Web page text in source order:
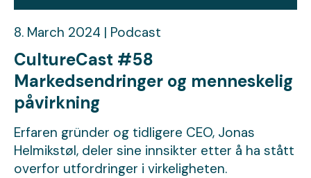
8. March 2024 | Podcast
CultureCast #58
Markedsendringer og menneskelig
påvirkning
Erfaren gründer og tidligere CEO, Jonas
Helmikstøl, deler sine innsikter etter å ha stått
overfor utfordringer i virkeligheten.